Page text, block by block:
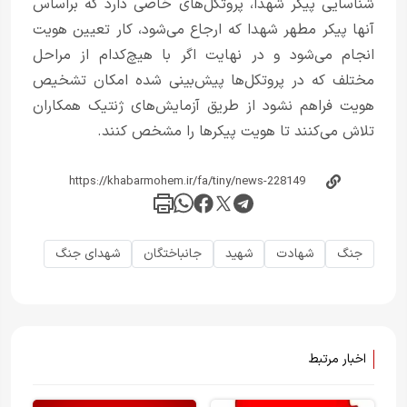
شناسایی پیکر شهدا، پروتکل‌های خاصی دارد که براساس
آنها پیکر مطهر شهدا که ارجاع می‌شود، کار تعیین هویت
انجام می‌شود و در نهایت اگر با هیچ‌کدام از مراحل
مختلف که در پروتکل‌ها پیش‌بینی شده امکان تشخیص
هویت فراهم نشود از طریق آزمایش‌های ژنتیک همکاران
تلاش می‌کنند تا هویت پیکرها را مشخص کنند.
جنگ شهادت شهید جانباختگان شهدای جنگ
اخبار مرتبط